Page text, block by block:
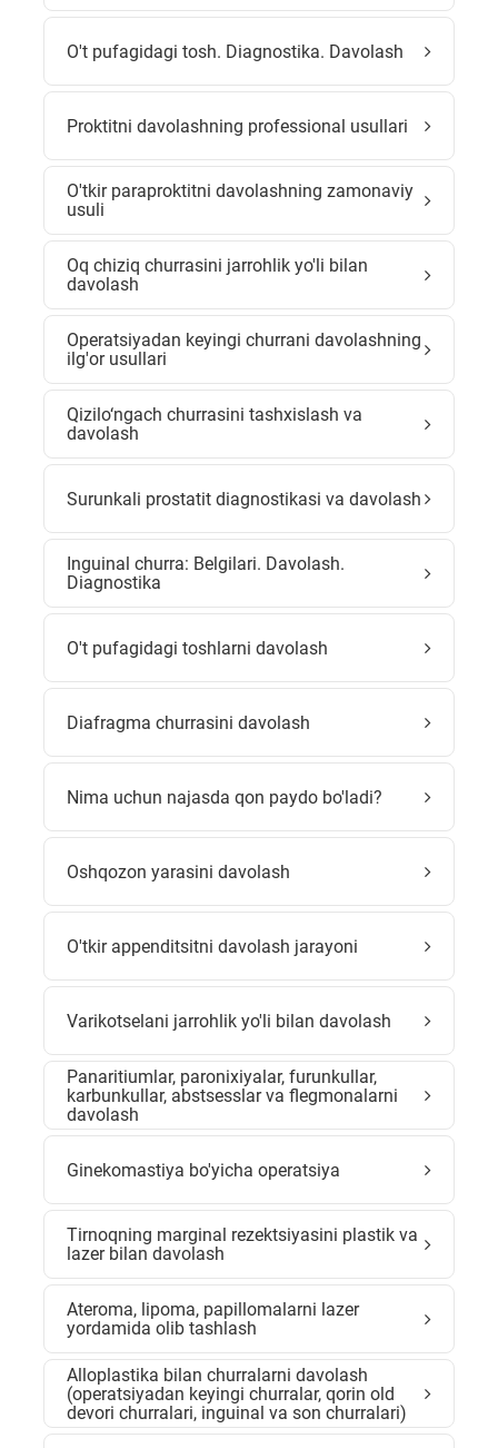
O't pufagidagi tosh. Diagnostika. Davolash
Proktitni davolashning professional usullari
O'tkir paraproktitni davolashning zamonaviy
usuli
Oq chiziq churrasini jarrohlik yo'li bilan
davolash
Operatsiyadan keyingi churrani davolashning
ilg'or usullari
Qizilo‘ngach churrasini tashxislash va
davolash
Surunkali prostatit diagnostikasi va davolash
Inguinal churra: Belgilari. Davolash.
Diagnostika
O't pufagidagi toshlarni davolash
Diafragma churrasini davolash
Nima uchun najasda qon paydo bo'ladi?
Oshqozon yarasini davolash
O'tkir appenditsitni davolash jarayoni
Varikotselani jarrohlik yo'li bilan davolash
Panaritiumlar, paronixiyalar, furunkullar,
karbunkullar, abstsesslar va flegmonalarni
davolash
Ginekomastiya bo'yicha operatsiya
Tirnoqning marginal rezektsiyasini plastik va
lazer bilan davolash
Ateroma, lipoma, papillomalarni lazer
yordamida olib tashlash
Alloplastika bilan churralarni davolash
(operatsiyadan keyingi churralar, qorin old
devori churralari, inguinal va son churralari)